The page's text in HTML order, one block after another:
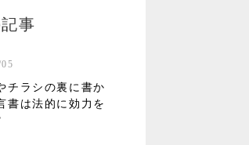
事
チラシの裏に書か
書は法的に効力を